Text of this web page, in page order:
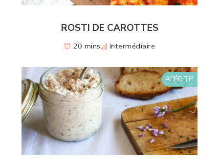
ROSTI DE CAROTTES
20 mins Intermédiaire
APÉRITIF